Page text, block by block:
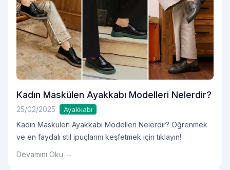
Kadın Maskülen Ayakkabı Modelleri Nelerdir?
25/02/2025 Ayakkabı
Kadın Maskülen Ayakkabı Modelleri Nelerdir? Öğrenmek
ve en faydalı stil ipuçlarını keşfetmek için tıklayın!
Devamını Oku →